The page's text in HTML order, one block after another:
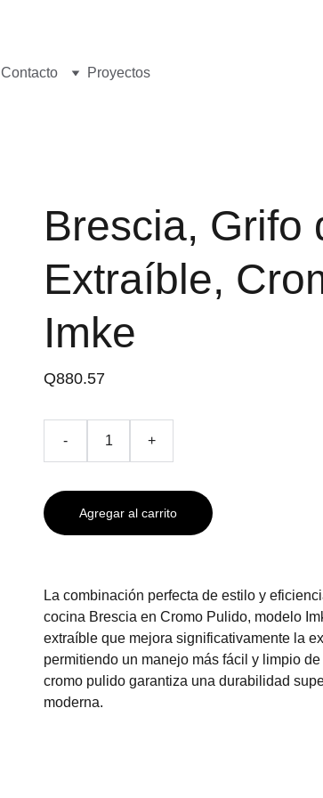
Contacto Proyectos
Brescia, Grifo
Extraíble,
Imke
Q880.57
- +
Agregar al carrito
La combinación perfecta de estilo y
cocina Brescia en Cromo Pulido, modelo
extraíble que mejora significativamente la
permitiendo un manejo más fácil y limpio
cromo pulido garantiza una durabilidad
moderna.